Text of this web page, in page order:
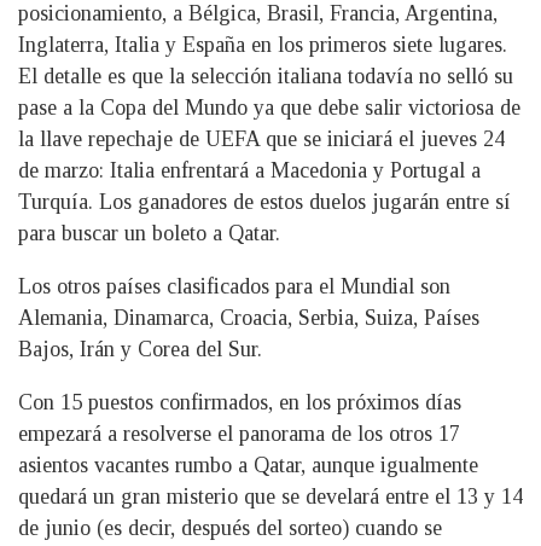
posicionamiento, a Bélgica, Brasil, Francia, Argentina,
Inglaterra, Italia y España en los primeros siete lugares.
El detalle es que la selección italiana todavía no selló su
pase a la Copa del Mundo ya que debe salir victoriosa de
la llave repechaje de UEFA que se iniciará el jueves 24
de marzo: Italia enfrentará a Macedonia y Portugal a
Turquía. Los ganadores de estos duelos jugarán entre sí
para buscar un boleto a Qatar.
Los otros países clasificados para el Mundial son
Alemania, Dinamarca, Croacia, Serbia, Suiza, Países
Bajos, Irán y Corea del Sur.
Con 15 puestos confirmados, en los próximos días
empezará a resolverse el panorama de los otros 17
asientos vacantes rumbo a Qatar, aunque igualmente
quedará un gran misterio que se develará entre el 13 y 14
de junio (es decir, después del sorteo) cuando se